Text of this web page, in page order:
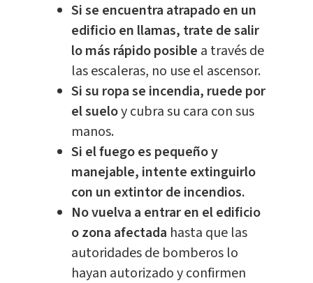
Si se encuentra atrapado en un
edificio en llamas, trate de salir
lo más rápido posible a través de
las escaleras, no use el ascensor.
Si su ropa se incendia, ruede por
el sueloy cubra su cara con sus
manos.
Si el fuego es pequeño y
manejable, intente extinguirlo
con un extintor de incendios.
No vuelva a entrar en el edificio
o zona afectada hasta que las
autoridades de bomberos lo
hayan autorizado y confirmen